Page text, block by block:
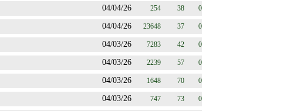
04/04/26 254 38 0
04/04/26 23648 37 0
04/03/26 7283 42 0
04/03/26 2239 57 0
04/03/26 1648 70 0
04/03/26 747 73 0